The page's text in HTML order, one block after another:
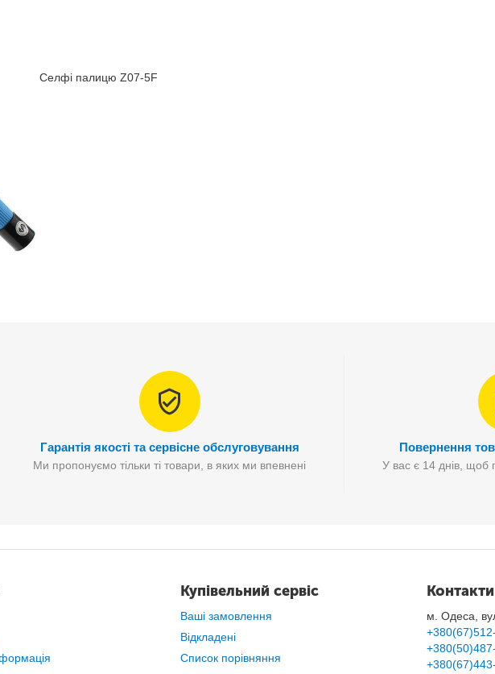
Селфі палицю Z07-5F
Гарантія якості та сервісне обслуговування
Ми пропонуємо тільки ті товари, в яких ми впевнені
Повернення
У вас є 14 днів, щоб
Купівельний сервіс
Ваші замовлення
Відкладені
Список порівняння
Контакти
м. Одеса,